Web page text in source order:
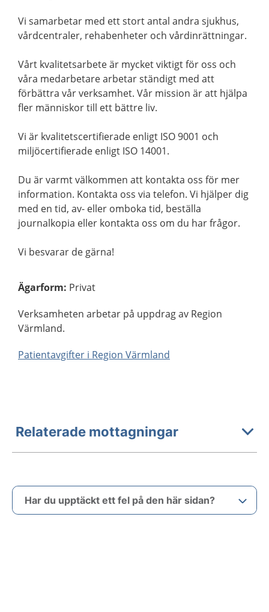
Vi samarbetar med ett stort antal andra sjukhus,
vårdcentraler, rehabenheter och vårdinrättningar.
Vårt kvalitetsarbete är mycket viktigt för oss och
våra medarbetare arbetar ständigt med att
förbättra vår verksamhet. Vår mission är att hjälpa
fler människor till ett bättre liv.
Vi är kvalitetscertifierade enligt ISO 9001 och
miljöcertifierade enligt ISO 14001.
Du är varmt välkommen att kontakta oss för mer
information. Kontakta oss via telefon. Vi hjälper dig
med en tid, av- eller omboka tid, beställa
journalkopia eller kontakta oss om du har frågor.
Vi besvarar de gärna!
Ägarform: Privat
Verksamheten arbetar på uppdrag av Region
Värmland.
Patientavgifter i Region Värmland
Relaterade mottagningar
Har du upptäckt ett fel på den här sidan?